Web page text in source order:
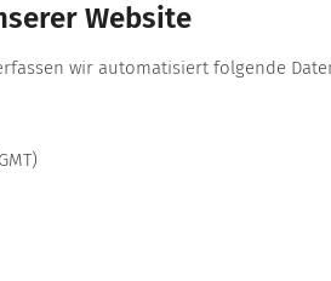
Website
wir automatisiert folgende